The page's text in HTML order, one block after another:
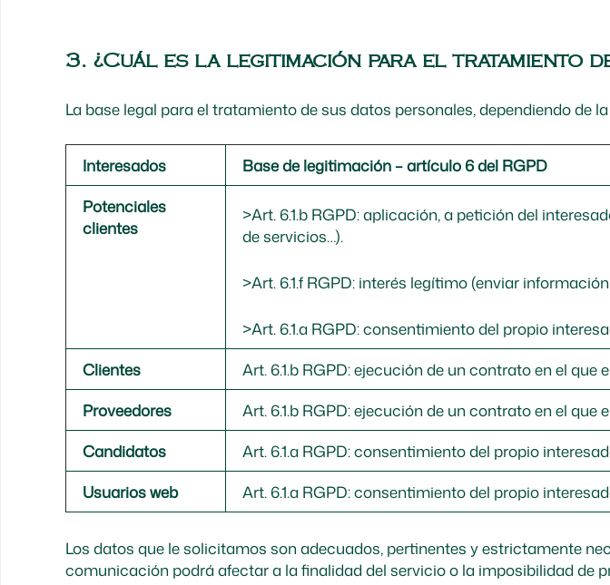
3. ¿Cuál es la legitimación para el tratamiento
La base legal para el tratamiento de sus datos personales, dependiendo de
Interesados
Base de legitimación – artículo 6 del RGPD
Potenciales
clientes
>Art. 6.1.b RGPD: aplicación, a petición del
de servicios…).
>Art. 6.1.f RGPD: interés legítimo (enviar
>Art. 6.1.a RGPD: consentimiento del propio
Clientes
Art. 6.1.b RGPD: ejecución de un contrato en el que
Proveedores
Art. 6.1.b RGPD: ejecución de un contrato en el que
Candidatos
Art. 6.1.a RGPD: consentimiento del propio
Usuarios web
Art. 6.1.a RGPD: consentimiento del propio
Los datos que le solicitamos son adecuados, pertinentes y estrictamente
comunicación podrá afectar a la finalidad del servicio o la imposibilidad de